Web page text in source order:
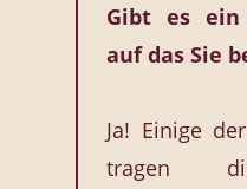
Gibt es ein
auf das Sie
Ja! Einige
tragen